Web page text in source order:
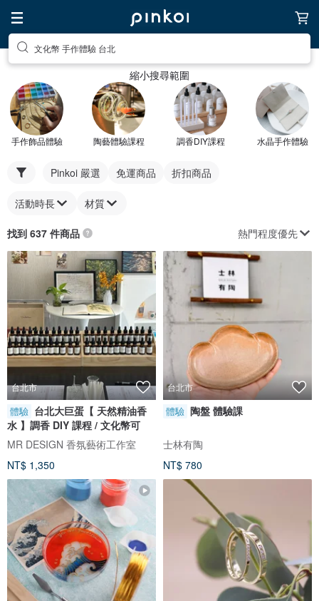
文化幣 手作體驗 台北
縮小搜尋範圍
手作飾品體驗 陶藝體驗課程 調香DIY課程 水晶手作體驗
Pinkoi 嚴選 免運商品 折扣商品
活動時長 材質
找到 637 件商品 熱門程度優先
台北市
體驗 台北大巨蛋【 天然精油香
水 】調香 DIY 課程 / 文化幣可
MR DESIGN 香氛藝術工作室
NT$ 1,350
台北市
體驗 陶盤 體驗課
士林有陶
NT$ 780